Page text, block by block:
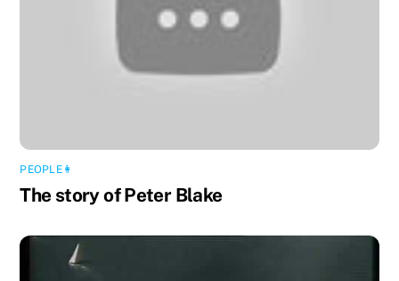
PEOPLE👩
The story of Peter Blake